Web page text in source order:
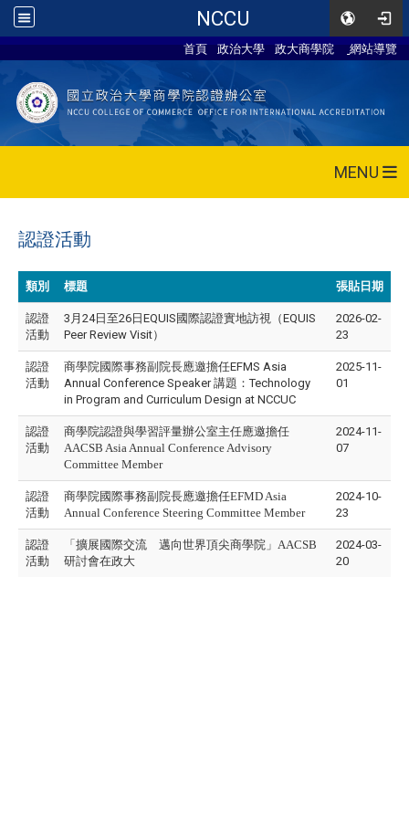
NCCU
首頁 政治大學 政大商學院 網站導覽
MENU
認證活動
類別 標題 張貼日期
認證
活動
3月24日至26日EQUIS國際認證實地訪視（EQUIS
Peer Review Visit）
2026-02-
23
認證
活動
商學院國際事務副院長應邀擔任EFMS Asia
Annual Conference Speaker 講題：Technology
in Program and Curriculum Design at NCCUC
2025-11-
01
認證
活動
商學院認證與學習評量辦公室主任應邀擔任
AACSB Asia Annual Conference Advisory
Committee Member
2024-11-
07
認證
活動
商學院國際事務副院長應邀擔任EFMD Asia
Annual Conference Steering Committee Member
2024-10-
23
認證
活動
「擴展國際交流 邁向世界頂尖商學院」AACSB
研討會在政大
2024-03-
20